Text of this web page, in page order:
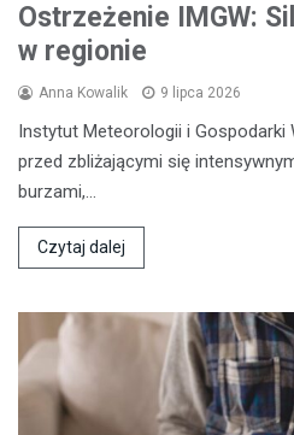
Ostrzeżenie IMGW:
w regionie
Anna Kowalik 9 lipca 2026
Instytut Meteorologii i Gospodarki
przed zbliżającymi się
burzami,…
Czytaj dalej